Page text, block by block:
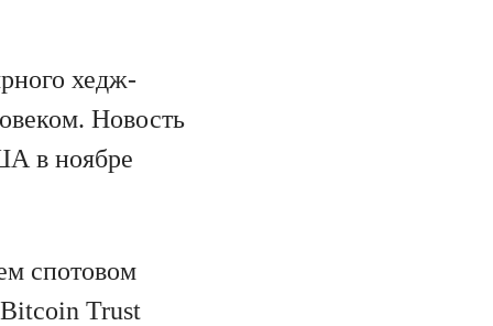
хедж-
Новость
в ноябре
спотовом
Trust